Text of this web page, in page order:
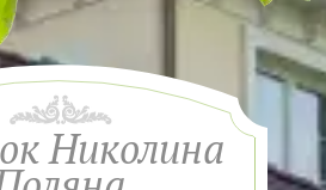
Николина